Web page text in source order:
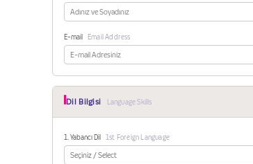
E-mail Email Address
Dil Bilgisi Language Skills
1. Yabancı Dil 1st Foreign Language